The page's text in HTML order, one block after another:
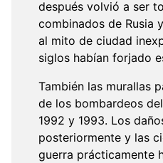
después volvió a ser
combinados de Rusia
al mito de ciudad
siglos habían forjado
También las murallas
de los bombardeos
1992 y 1993. Los
posteriormente y las
guerra prácticamente